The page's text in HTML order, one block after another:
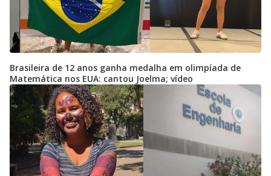
Brasileira de 12 anos ganha medalha em olimpíada de
Matemática nos EUA: cantou Joelma; vídeo